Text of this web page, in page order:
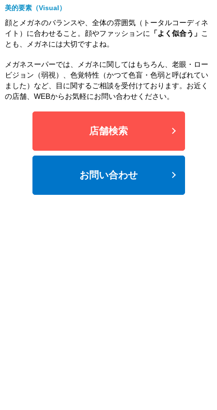
美的要素（Visual）
顔とメガネのバランスや、全体の雰囲気（トータルコーディネ
イト）に合わせること。顔やファッションに
「よく似合う」 こ
とも、メガネには大切ですよね。
メガネスーパーでは、メガネに関してはもちろん、老眼・ロー
ビジョン（弱視）、色覚特性（かつて色盲・色弱と呼ばれてい
ました）など、目に関するご相談を受付けております。お近く
の店舗、WEBからお気軽にお問い合わせください。
店舗検索
お問い合わせ